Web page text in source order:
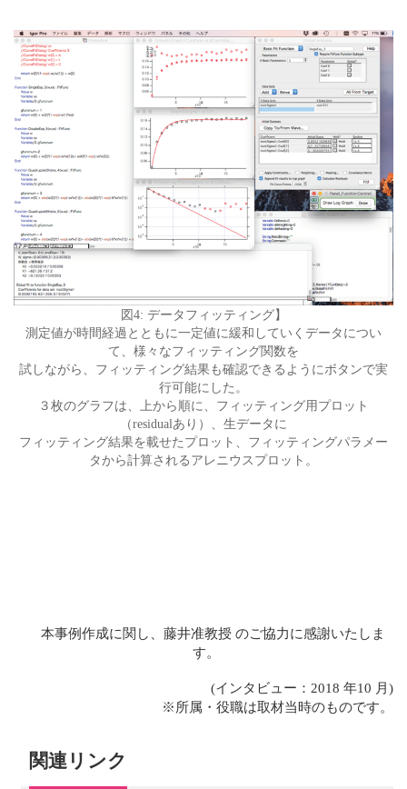
図4: データフィッティング】
測定値が時間経過とともに一定値に緩和していくデータについ
て、様々なフィッティング関数を
試しながら、フィッティング結果も確認できるようにボタンで実
行可能にした。
３枚のグラフは、上から順に、フィッティング用プロット
（residualあり）、生データに
フィッティング結果を載せたプロット、フィッティングパラメー
タから計算されるアレニウスプロット。
本事例作成に関し、藤井准教授 のご協力に感謝いたしま
す。
(インタビュー：2018 年10 月)
※所属・役職は取材当時のものです。
関連リンク